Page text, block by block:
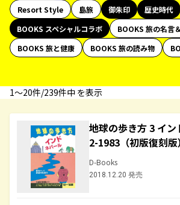
Resort Style
島旅 御朱印 歴史時代
BOOKS スペシャルコラボ
BOOKS 旅の名言
BOOKS 旅と健康
BOOKS 旅の読み物
1〜20件/239件中 を表示
地球の歩き方 3 イ
2-1983（初版復刻版）
D-Books
2018.12.20 発売